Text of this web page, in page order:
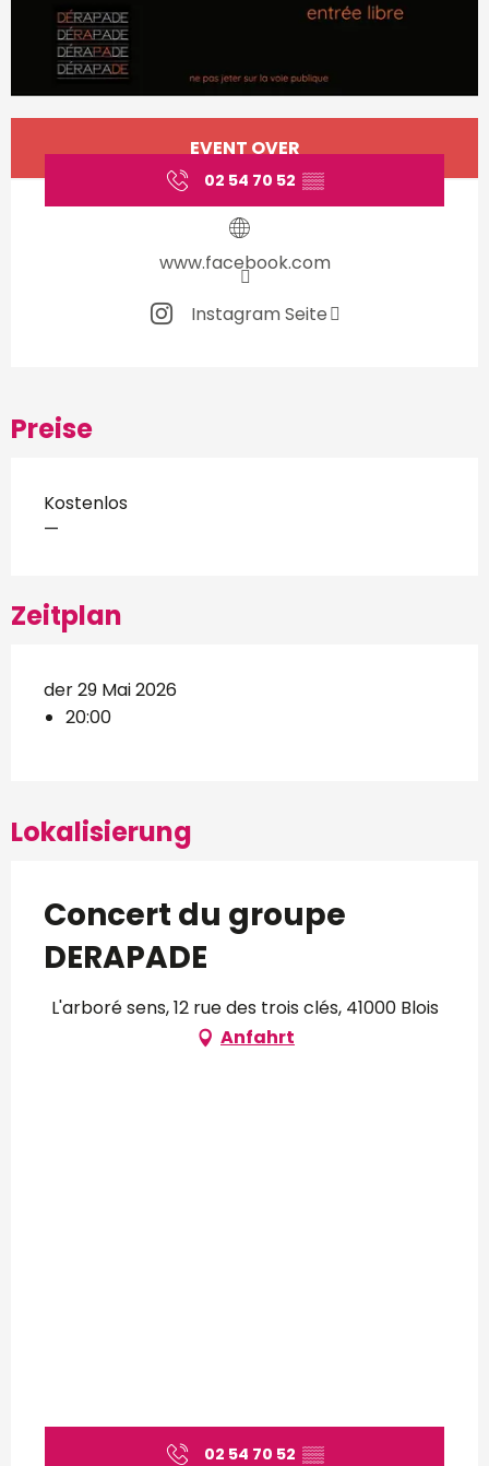
Öffnungszeiten &
EVENT OVER
02 54 70 52 ▒▒
www.facebook.com
Instagram Seite
Preise
Kostenlos
—
Zeitplan
der 29 Mai 2026
20:00
Lokalisierung
Concert du groupe
DERAPADE
L'arboré sens, 12 rue des trois clés, 41000 Blois
Anfahrt
02 54 70 52 ▒▒